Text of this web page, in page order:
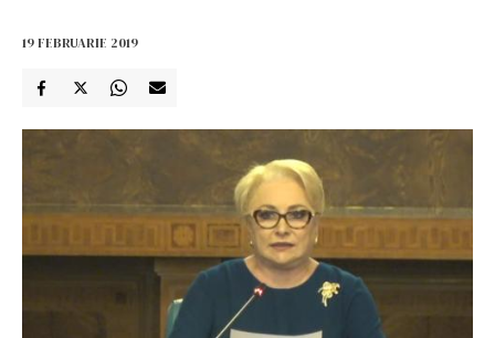
19 FEBRUARIE 2019